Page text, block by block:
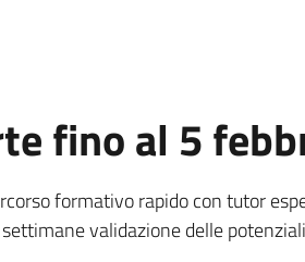
fino al 5
formativo rapido con tutor
validazione delle